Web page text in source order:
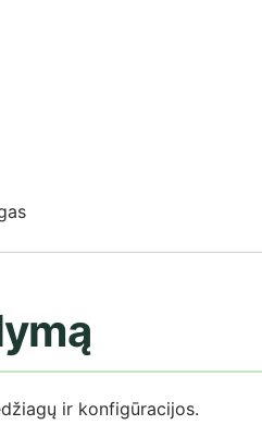
ir konfigūracijos.